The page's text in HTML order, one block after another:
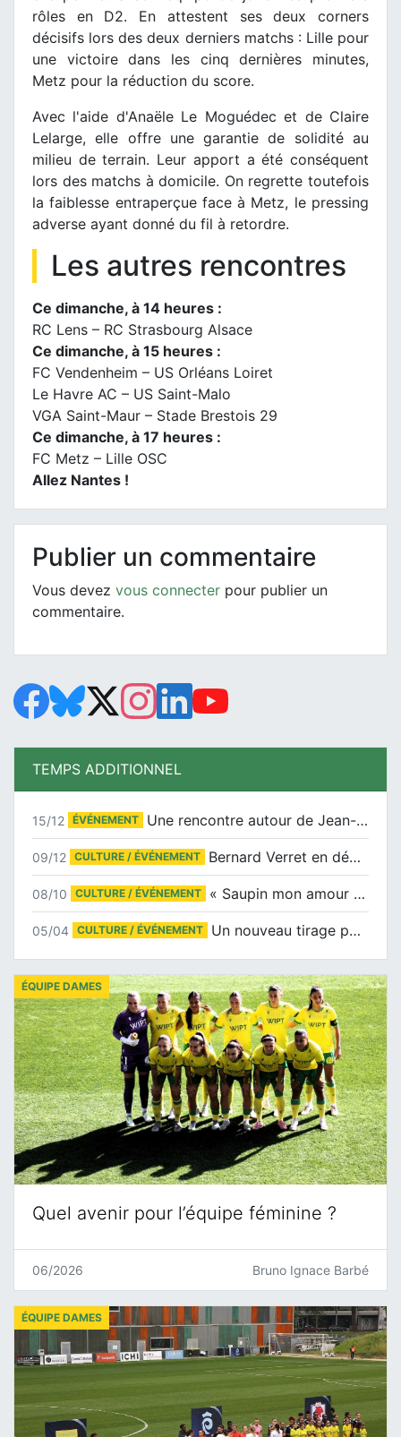
rôles en D2. En attestent ses deux corners
décisifs lors des deux derniers matchs : Lille pour
une victoire dans les cinq dernières minutes,
Metz pour la réduction du score.
Avec l'aide d'Anaële Le Moguédec et de Claire
Lelarge, elle offre une garantie de solidité au
milieu de terrain. Leur apport a été conséquent
lors des matchs à domicile. On regrette toutefois
la faiblesse entraperçue face à Metz, le pressing
adverse ayant donné du fil à retordre.
Les autres rencontres
Ce dimanche, à 14 heures :
RC Lens – RC Strasbourg Alsace
Ce dimanche, à 15 heures :
FC Vendenheim – US Orléans Loiret
Le Havre AC – US Saint-Malo
VGA Saint-Maur – Stade Brestois 29
Ce dimanche, à 17 heures :
FC Metz – Lille OSC
Allez Nantes !
Publier un commentaire
Vous devez vous connecter pour publier un
commentaire.
TEMPS ADDITIONNEL
15/12 ÉVÉNEMENT Une rencontre autour de Jean-Claude Suaudeau
09/12 CULTURE / ÉVÉNEMENT Bernard Verret en dédicaces le samedi 13 décembre à l’Espace Culturel Atlantis
08/10 CULTURE / ÉVÉNEMENT « Saupin mon amour » au salon du livre de Trentemoult
05/04 CULTURE / ÉVÉNEMENT Un nouveau tirage pour le Docu-BD
Quel avenir pour l’équipe féminine ?
ÉQUIPE DAMES
06/2026 Bruno Ignace Barbé
ÉQUIPE DAMES